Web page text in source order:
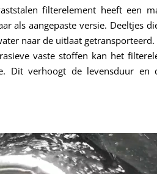
filterelement heeft een
als aangepaste versie. Deeltjes
naar de uitlaat getransporteerd.
vaste stoffen kan het
Dit verhoogt de levensduur en